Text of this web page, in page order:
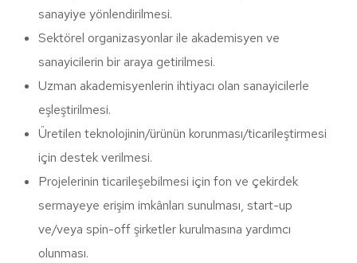
sanayiye yönlendirilmesi.
Sektörel organizasyonlar ile akademisyen ve
sanayicilerin bir araya getirilmesi.
Uzman akademisyenlerin ihtiyacı olan sanayicilerle
eşleştirilmesi.
Üretilen teknolojinin/ürünün korunması/ticarileştirmesi
için destek verilmesi.
Projelerinin ticarileşebilmesi için fon ve çekirdek
sermayeye erişim imkânları sunulması, start-up
ve/veya spin-off şirketler kurulmasına yardımcı
olunması.